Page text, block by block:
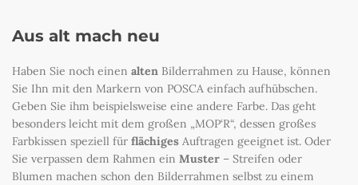
Aus alt mach neu
Haben Sie noch einen alten Bilderrahmen zu Hause, können
Sie Ihn mit den Markern von POSCA einfach aufhübschen.
Geben Sie ihm beispielsweise eine andere Farbe. Das geht
besonders leicht mit dem großen „MOP‘R“, dessen großes
Farbkissen speziell für flächiges Auftragen geeignet ist. Oder
Sie verpassen dem Rahmen ein Muster – Streifen oder
Blumen machen schon den Bilderrahmen selbst zu einem